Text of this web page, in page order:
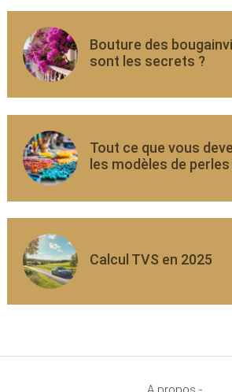
Bouture des
sont les secrets ?
Tout ce que vous
les modèles de
Calcul TVS en 2025